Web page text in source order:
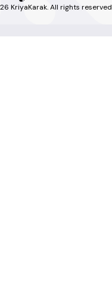
KriyaKarak. All rights reserved